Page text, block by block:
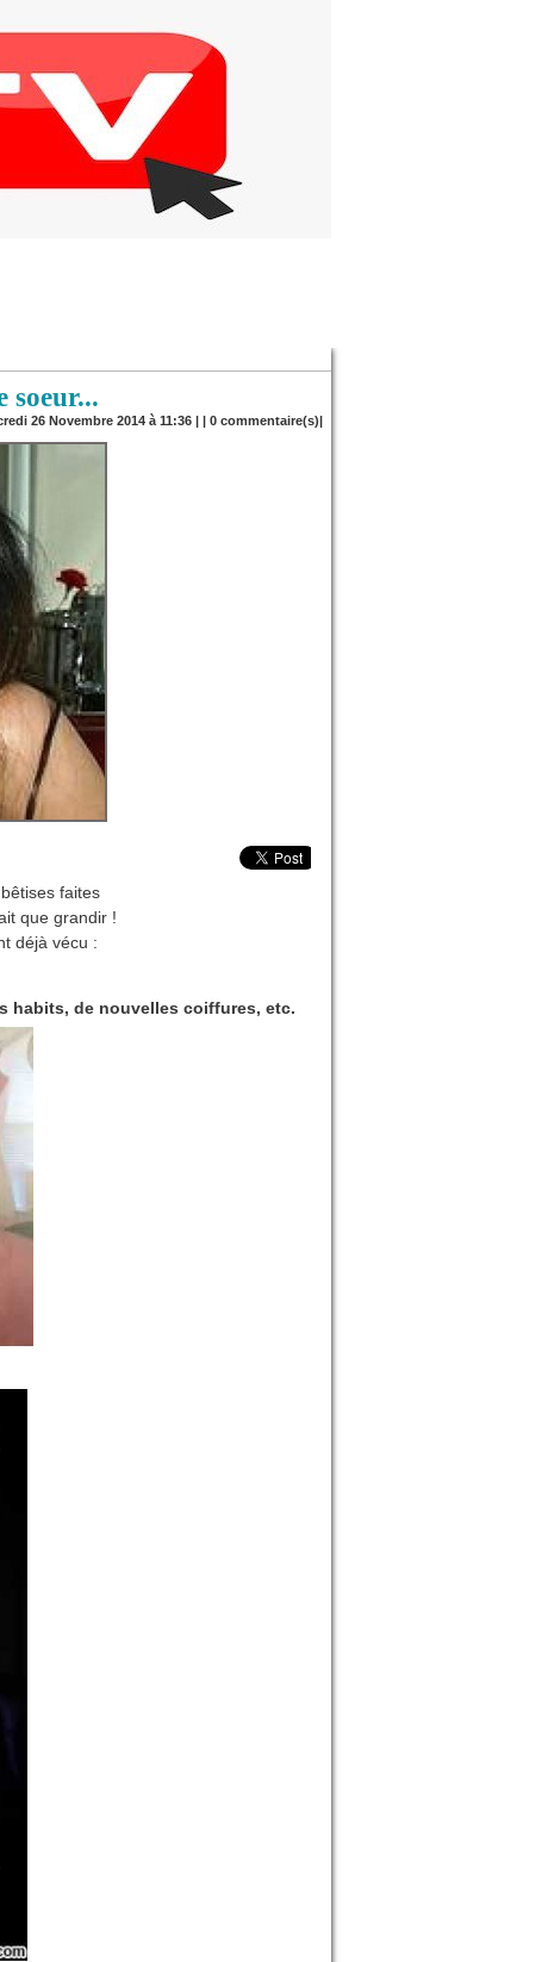
soeur...
26 Novembre 2014 à 11:36 | | 0 commentaire(s)|
faites
que grandir !
déjà vécu :
habits, de nouvelles coiffures, etc.